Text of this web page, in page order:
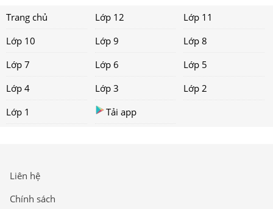
Trang chủ Lớp 12
Lớp 11
Lớp 10
Lớp 9
Lớp 8
Lớp 7
Lớp 6
Lớp 5
Lớp 4
Lớp 3
Lớp 2
Lớp 1
Tải app
Liên hệ
Chính sách